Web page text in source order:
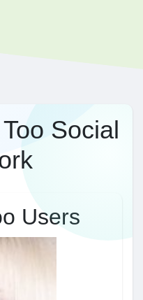
Social
Users